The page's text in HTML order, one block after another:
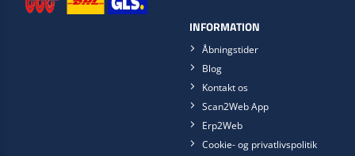
INFORMATION
Åbningstider
Blog
Kontakt os
Scan2Web App
Erp2Web
Cookie- og privatlivspolitik